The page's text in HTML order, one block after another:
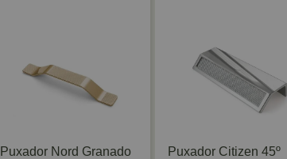
Puxador Nord Granado
Puxador Citizen 45º